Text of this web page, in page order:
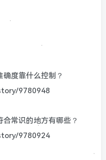
度靠什么控制？
9780948
常识的地方有哪些？
9780924